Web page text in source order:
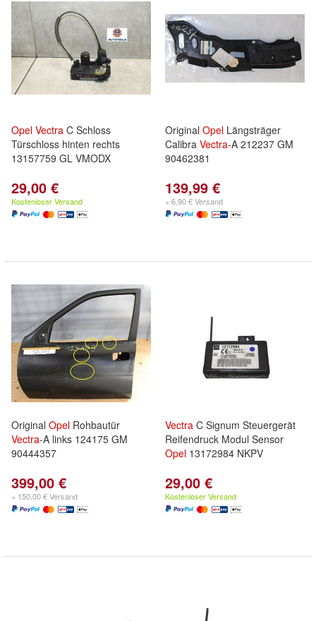
Opel Vectra C Schloss
Türschloss hinten rechts
13157759 GL VMODX
29,00 €
Kostenloser Versand
Original Opel Längsträger
Calibra Vectra-A 212237 GM
90462381
139,99 €
+ 6,90 € Versand
Original Opel Rohbautür
Vectra-A links 124175 GM
90444357
399,00 €
+ 150,00 € Versand
Vectra C Signum Steuergerät
Reifendruck Modul Sensor
Opel 13172984 NKPV
29,00 €
Kostenloser Versand